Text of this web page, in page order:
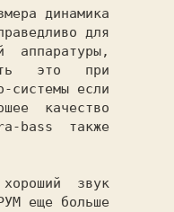
для
аппаратуры,
это   при
системы если
качество
bass  также
стоит.
еще больше